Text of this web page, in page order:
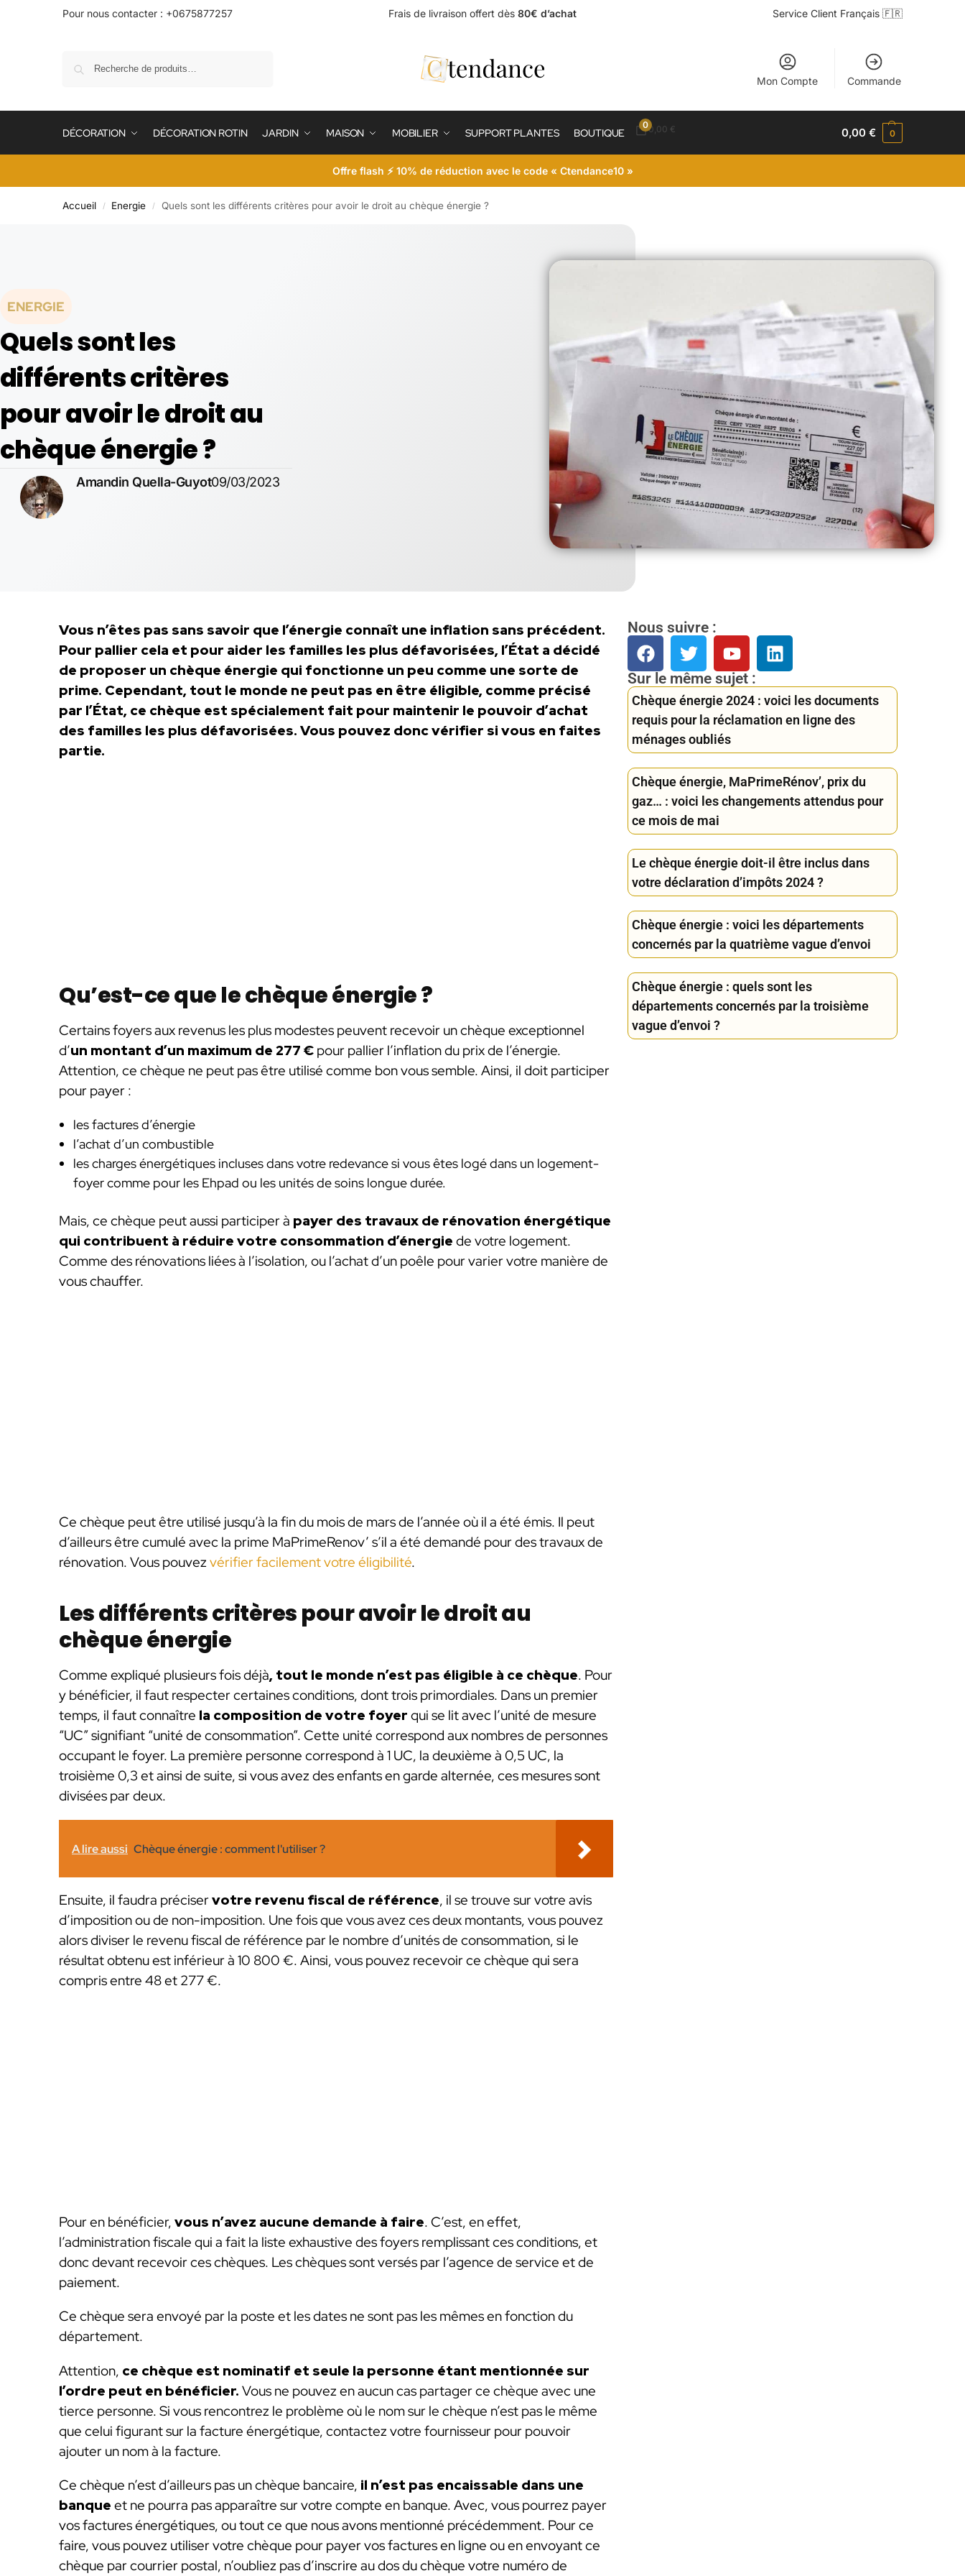
Pour nous contacter : +0675877257 Frais de livraison offert dès 80€ d’achat Service Client Français 🇫🇷
Mon Compte Commande
DÉCORATION DÉCORATION ROTIN JARDIN MAISON MOBILIER SUPPORT PLANTES BOUTIQUE
00,00 € 0,00€ 0
Offre flash ⚡ 10% de réduction avec le code « Ctendance10 »
Accueil / Energie / Quels sont les différents critères pour avoir le droit au chèque énergie ?
ENERGIE
Quels sont les
différents critères
pour avoir le droit au
chèque énergie ?
Amandin Quella-Guyot09/03/2023
Vous n’êtes pas sans savoir que l’énergie connaît une inflation sans précédent.
Pour pallier cela et pour aider les familles les plus défavorisées, l’État a décidé
de proposer un chèque énergie qui fonctionne un peu comme une sorte de
prime. Cependant, tout le monde ne peut pas en être éligible, comme précisé
par l’État, ce chèque est spécialement fait pour maintenir le pouvoir d’achat
des familles les plus défavorisées. Vous pouvez donc vérifier si vous en faites
partie.
Qu’est-ce que le chèque énergie ?
Certains foyers aux revenus les plus modestes peuvent recevoir un chèque exceptionnel
d’un montant d’un maximum de 277 € pour pallier l’inflation du prix de l’énergie.
Attention, ce chèque ne peut pas être utilisé comme bon vous semble. Ainsi, il doit participer
pour payer :
les factures d’énergie
l’achat d’un combustible
les charges énergétiques incluses dans votre redevance si vous êtes logé dans un logement-
foyer comme pour les Ehpad ou les unités de soins longue durée.
Mais, ce chèque peut aussi participer à payer des travaux de rénovation énergétique
qui contribuent à réduire votre consommation d’énergie de votre logement.
Comme des rénovations liées à l’isolation, ou l’achat d’un poêle pour varier votre manière de
vous chauffer.
Ce chèque peut être utilisé jusqu’à la fin du mois de mars de l’année où il a été émis. Il peut
d’ailleurs être cumulé avec la prime MaPrimeRenov’ s’il a été demandé pour des travaux de
rénovation. Vous pouvezvérifier facilement votre éligibilité.
Les différents critères pour avoir le droit au
chèque énergie
Comme expliqué plusieurs fois déjà, tout le monde n’est pas éligible à ce chèque. Pour
y bénéficier, il faut respecter certaines conditions, dont trois primordiales. Dans un premier
temps, il faut connaître la composition de votre foyer qui se lit avec l’unité de mesure
“UC” signifiant “unité de consommation”. Cette unité correspond aux nombres de personnes
occupant le foyer. La première personne correspond à 1 UC, la deuxième à 0,5 UC, la
troisième 0,3 et ainsi de suite, si vous avez des enfants en garde alternée, ces mesures sont
divisées par deux.
A lire aussi Chèque énergie : comment l'utiliser ?
Ensuite, il faudra préciservotre revenu fiscal de référence, il se trouve sur votre avis
d’imposition ou de non-imposition. Une fois que vous avez ces deux montants, vous pouvez
alors diviser le revenu fiscal de référence par le nombre d’unités de consommation, si le
résultat obtenu est inférieur à 10 800 €. Ainsi, vous pouvez recevoir ce chèque qui sera
compris entre 48 et 277 €.
Pour en bénéficier, vous n’avez aucune demande à faire. C’est, en effet,
l’administration fiscale qui a fait la liste exhaustive des foyers remplissant ces conditions, et
donc devant recevoir ces chèques. Les chèques sont versés par l’agence de service et de
paiement.
Ce chèque sera envoyé par la poste et les dates ne sont pas les mêmes en fonction du
département.
Attention, ce chèque est nominatif et seule la personne étant mentionnée sur
l’ordre peut en bénéficier. Vous ne pouvez en aucun cas partager ce chèque avec une
tierce personne. Si vous rencontrez le problème où le nom sur le chèque n’est pas le même
que celui figurant sur la facture énergétique, contactez votre fournisseur pour pouvoir
ajouter un nom à la facture.
Ce chèque n’est d’ailleurs pas un chèque bancaire, il n’est pas encaissable dans une
banque et ne pourra pas apparaître sur votre compte en banque. Avec, vous pourrez payer
vos factures énergétiques, ou tout ce que nous avons mentionné précédemment. Pour ce
faire, vous pouvez utiliser votre chèque pour payer vos factures en ligne ou en envoyant ce
chèque par courrier postal, n’oubliez pas d’inscrire au dos du chèque votre numéro de
Nous suivre :
Sur le même sujet :
Chèque énergie 2024 : voici les documents
requis pour la réclamation en ligne des
ménages oubliés
Chèque énergie, MaPrimeRénov’, prix du
gaz… : voici les changements attendus pour
ce mois de mai
Le chèque énergie doit-il être inclus dans
votre déclaration d’impôts 2024 ?
Chèque énergie : voici les départements
concernés par la quatrième vague d’envoi
Chèque énergie : quels sont les
départements concernés par la troisième
vague d’envoi ?